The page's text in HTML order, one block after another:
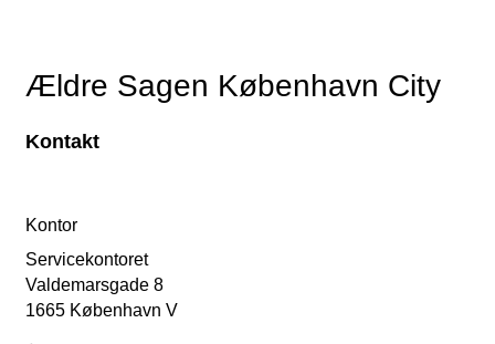
Ældre Sagen København City
Kontakt
Kontor
Servicekontoret
Valdemarsgade 8
1665 København V